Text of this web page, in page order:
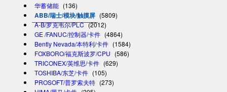
华蓄储能 (136)
ABB/瑞士/模块/触摸屏 (5809)
A-B/罗克韦尔/PLC (2012)
GE /FANUC/控制器/卡件 (4864)
Bently Nevada/本特利/卡件 (1584)
FOXBORO/福克斯波罗/CPU (586)
TRICONEX/英维思/卡件 (629)
TOSHIBA/东芝/卡件 (105)
PROSOFT/普罗索夫特 (273)